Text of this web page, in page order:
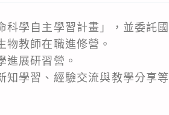
學自主學習計畫」，並委託國
教師在職進修營。
進展研習營。
知學習、經驗交流與教學分享等